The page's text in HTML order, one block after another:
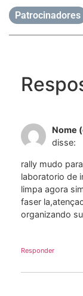
Patrocinadores
Nome
disse:
rally mudo
laboratorio de
limpa agora
faser
organizando
Responder